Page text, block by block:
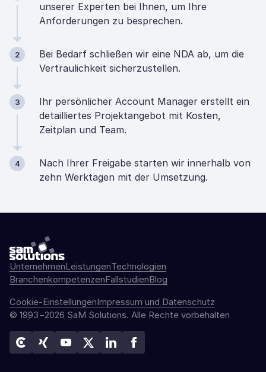
unserer Experten bei Ihnen, um Ihre
Anforderungen zu besprechen.
2
Bei Bedarf schließen wir eine NDA ab, um die
Vertraulichkeit sicherzustellen.
3
Ihr persönlicher Account Manager erstellt ein
detailliertes Projektangebot mit Kosten,
Zeitplan und Team.
4
Nach Ihrer Freigabe starten wir innerhalb von
zehn Werktagen mit der Umsetzung.
UnternehmenLeistungenTechnologien
BranchenkompetenzenFallstudienBlog
Cookie-EinstellungenImpressum und Datenschutz
© 1993−2026 SaM Solutions. Alle Rechte vorbehalten